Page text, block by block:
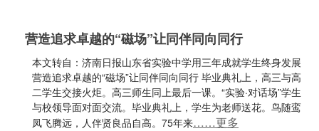
营造追求卓越的“磁场”让同伴同向同行
本文转自：济南日报山东省实验中学用三年成就学生终身发展
营造追求卓越的“磁场”让同伴同向同行 毕业典礼上，高三与高
二学生交接火炬。高三师生同上最后一课。“实验·对话场”学生
与校领导面对面交流。毕业典礼上，学生为老师送花。鸟随鸾
凤飞腾远，人伴贤良品自高。75年来……更多